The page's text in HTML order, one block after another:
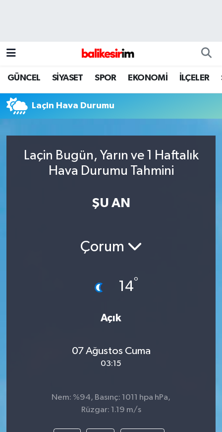
GÜNCEL SİYASET SPOR EKONOMİ İLÇELER
Laçin Hava Durumu
Laçin Bugün, Yarın ve 1 Haftalık
Hava Durumu Tahmini
ŞU AN
Çorum
14°
Açık
07 Ağustos Cuma
03:15
Nem: %94, Basınç: 1011 hpa hPa,
Rüzgar: 1.19 m/s